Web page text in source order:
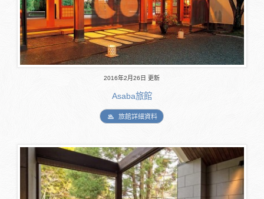
2016年2月26日 更新
Asaba旅館
旅館詳細資料